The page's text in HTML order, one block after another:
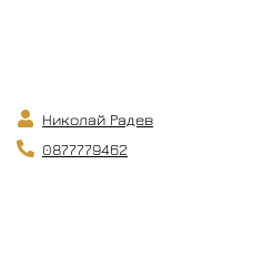
Николай Радев
0877779462